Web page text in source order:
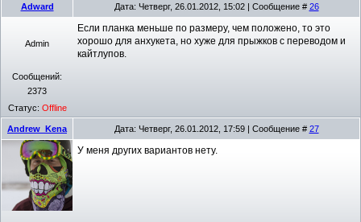
Adward Дата: Четверг, 26.01.2012, 15:02 | Сообщение # 26
Admin
Сообщений:
2373
Статус: Offline
Если планка меньше по размеру, чем положено, то это
хорошо для анхукета, но хуже для прыжков с переводом и
кайтлупов.
Andrew_Kena Дата: Четверг, 26.01.2012, 17:59 | Сообщение # 27
У меня других вариантов нету.